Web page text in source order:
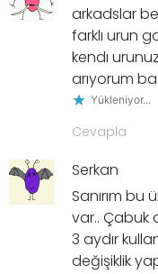
arkadslar
farklı urun
kendı
arıyorum
Yükleniyor...
Cevapla
Serkan
Sanırım
var.. Çabuk
3 aydır
değişiklik